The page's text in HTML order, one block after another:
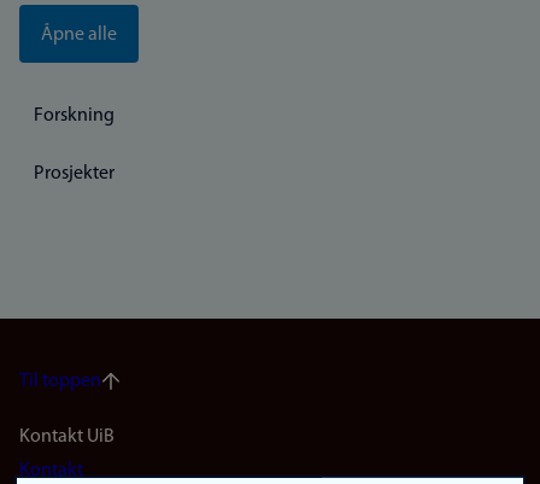
Åpne alle
Forskning
Prosjekter
Til toppen
Footer
Kontakt UiB
Kontakt